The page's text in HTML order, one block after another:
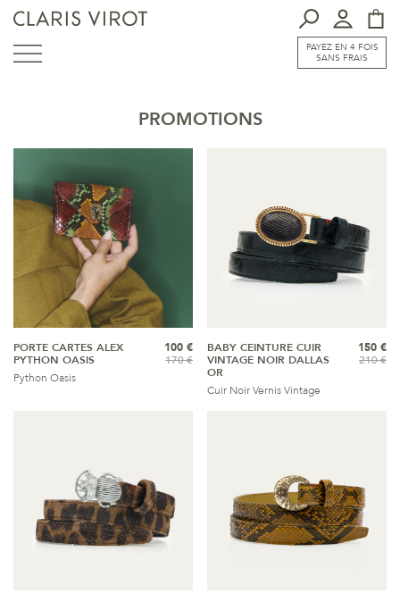
PAYEZ EN 4 FOIS
SANS FRAIS
PROMOTIONS
PORTE CARTES ALEX
PYTHON OASIS
Python Oasis
100 €
170 €
BABY CEINTURE CUIR
VINTAGE NOIR DALLAS
OR
Cuir Noir Vernis Vintage
150 €
210 €